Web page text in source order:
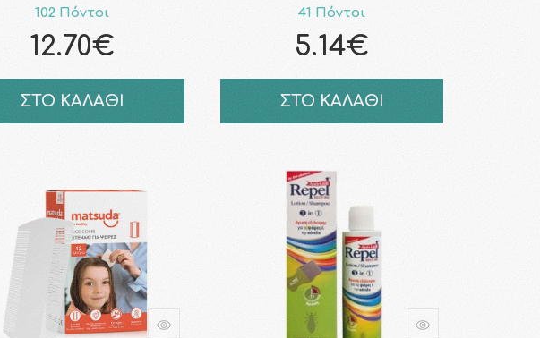
102 Πόντοι
12.70€
ΣΤΟ ΚΑΛΑΘΙ
41 Πόντοι
5.14€
ΣΤΟ ΚΑΛΑΘΙ